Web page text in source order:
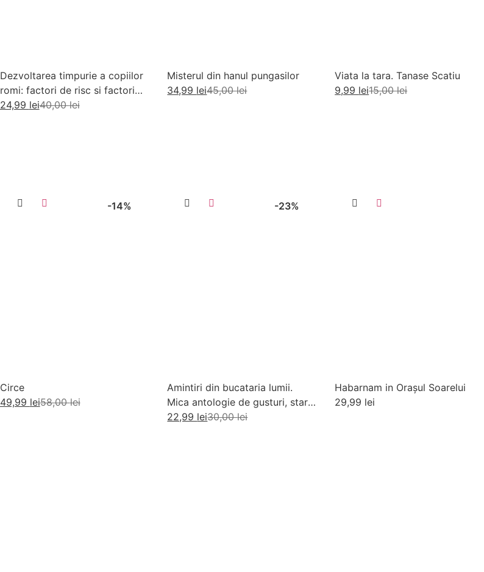
Dezvoltarea timpurie a copiilor
romi: factori de risc si factori
de protectie
40,00lei
24,99 lei
Misterul din hanul pungasilor
45,00lei
34,99 lei
Viata la tara. Tanase Scatiu
15,00lei
9,99 lei
-14%
Circe
58,00lei
49,99 lei
-23%
Amintiri din bucataria lumii.
Mica antologie de gusturi, stari
si gustari30,00lei
22,99 lei
Habarnam in Orașul Soarelui
29,99 lei